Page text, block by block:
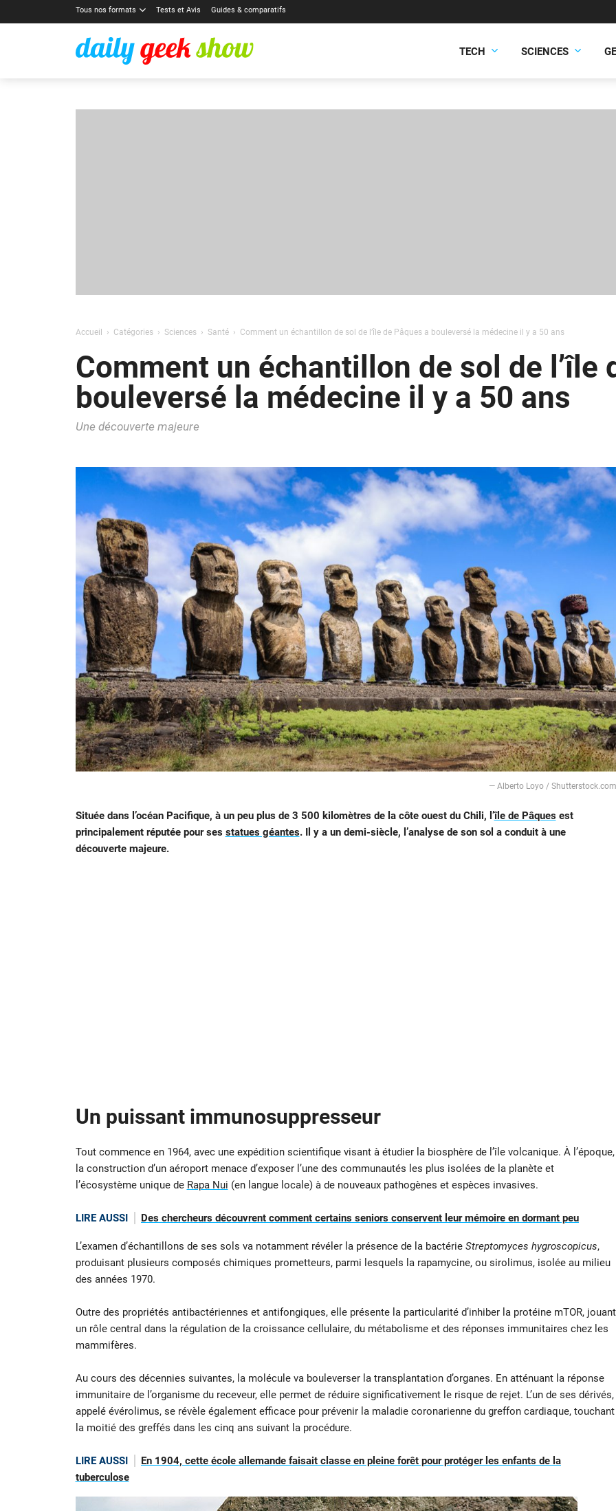
Tous nos formats Tests et Avis Guides & comparatifs
TECH SCIENCES
Accueil Catégories Sciences Santé Comment un échantillon de sol de l’île de Pâques a bouleversé la médecine il y a 50 ans
Comment un échantillon de sol de l’île
bouleversé la médecine il y a 50 ans
Une découverte majeure
— Alberto Loyo / Shutterstock.com
Située dans l’océan Pacifique, à un peu plus de 3 500 kilomètres de la côte ouest du Chili, l’île de Pâquesest
principalement réputée pour ses statues géantes. Il y a un demi-siècle, l’analyse de son sol a conduit à une
découverte majeure.
Un puissant immunosuppresseur
Tout commence en 1964, avec une expédition scientifique visant à étudier la biosphère de l’île volcanique. À l’époque,
la construction d’un aéroport menace d’exposer l’une des communautés les plus isolées de la planète et
l’écosystème unique de Rapa Nui (en langue locale) à de nouveaux pathogènes et espèces invasives.
LIRE AUSSI Des chercheurs découvrent comment certains seniors conservent leur mémoire en dormant peu
L’examen d’échantillons de ses sols va notamment révéler la présence de la bactérie Streptomyces hygroscopicus,
produisant plusieurs composés chimiques prometteurs, parmi lesquels la rapamycine, ou sirolimus, isolée au milieu
des années 1970.
Outre des propriétés antibactériennes et antifongiques, elle présente la particularité d’inhiber la protéine mTOR, jouant
un rôle central dans la régulation de la croissance cellulaire, du métabolisme et des réponses immunitaires chez les
mammifères.
Au cours des décennies suivantes, la molécule va bouleverser la transplantation d’organes. En atténuant la réponse
immunitaire de l’organisme du receveur, elle permet de réduire significativement le risque de rejet. L’un de ses dérivés,
appelé évérolimus, se révèle également efficace pour prévenir la maladie coronarienne du greffon cardiaque, touchant
la moitié des greffés dans les cinq ans suivant la procédure.
LIRE AUSSI
En 1904, cette école allemande faisait classe en pleine forêt pour protéger les enfants de la
tuberculose